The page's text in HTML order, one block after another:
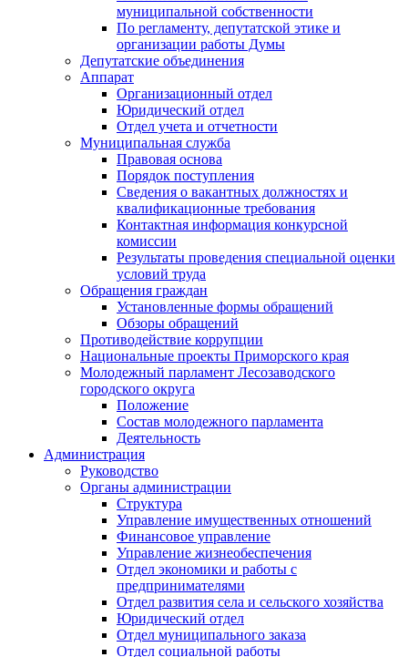
муниципальной собственности
По регламенту, депутатской этике и
организации работы Думы
Депутатские объединения
Аппарат
Организационный отдел
Юридический отдел
Отдел учета и отчетности
Муниципальная служба
Правовая основа
Порядок поступления
Сведения о вакантных должностях и
квалификационные требования
Контактная информация конкурсной
комиссии
Результаты проведения специальной оценки
условий труда
Обращения граждан
Установленные формы обращений
Обзоры обращений
Противодействие коррупции
Национальные проекты Приморского края
Молодежный парламент Лесозаводского
городского округа
Положение
Состав молодежного парламента
Деятельность
Администрация
Руководство
Органы администрации
Структура
Управление имущественных отношений
Финансовое управление
Управление жизнеобеспечения
Отдел экономики и работы с
предпринимателями
Отдел развития села и сельского хозяйства
Юридический отдел
Отдел муниципального заказа
Отдел социальной работы